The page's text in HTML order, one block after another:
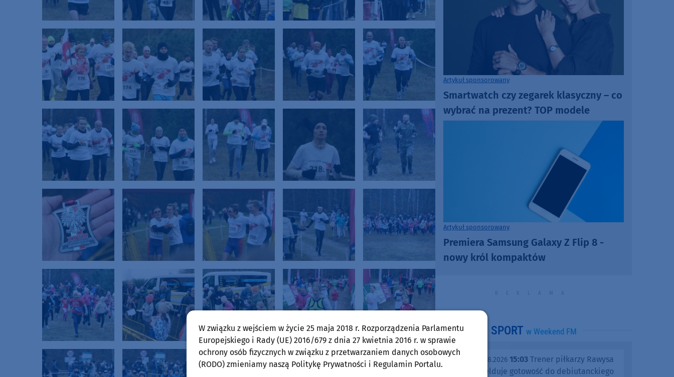
Artykuł sponsorowany
Smartwatch czy zegarek klasyczny – co
wybrać na prezent? TOP modele
Artykuł sponsorowany
Premiera Samsung Galaxy Z Flip 8 -
nowy król kompaktów
SPORT w Weekend FM
piątek, 07.08.2026 15:03 Trener piłkarzy Rawysa
Raciąż melduje gotowość do debiutanckiego
W związku z wejściem w życie 25 maja 2018 r. Rozporządzenia Parlamentu
Europejskiego i Rady (UE) 2016/679 z dnia 27 kwietnia 2016 r. w sprawie
ochrony osób fizycznych w związku z przetwarzaniem danych osobowych
(RODO) zmieniamy naszą Politykę Prywatności i Regulamin Portalu.